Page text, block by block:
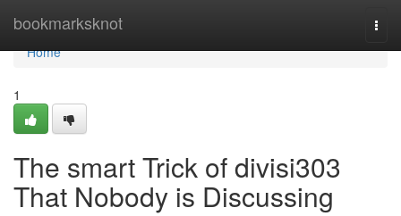
bookmarksknot
Home
Home
1
The smart Trick of divisi303
That Nobody is Discussing